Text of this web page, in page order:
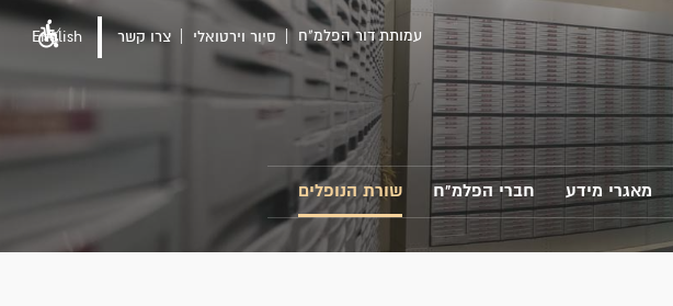
עמותת דור הפלמ"ח סיור וירטואלי צרו קשר English
מאגרי מידע חברי הפלמ"ח שורת הנופלים